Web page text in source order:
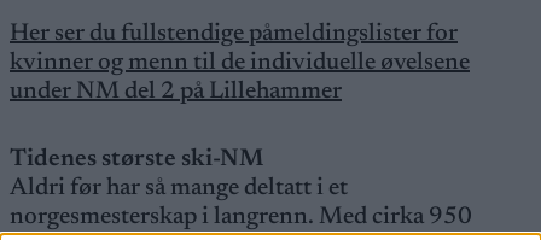
Her ser du fullstendige påmeldingslister for
kvinner og menn til de individuelle øvelsene
under NM del 2 på Lillehammer
Tidenes største ski-NM
Aldri før har så mange deltatt i et
norgesmesterskap i langrenn. Med cirka 950